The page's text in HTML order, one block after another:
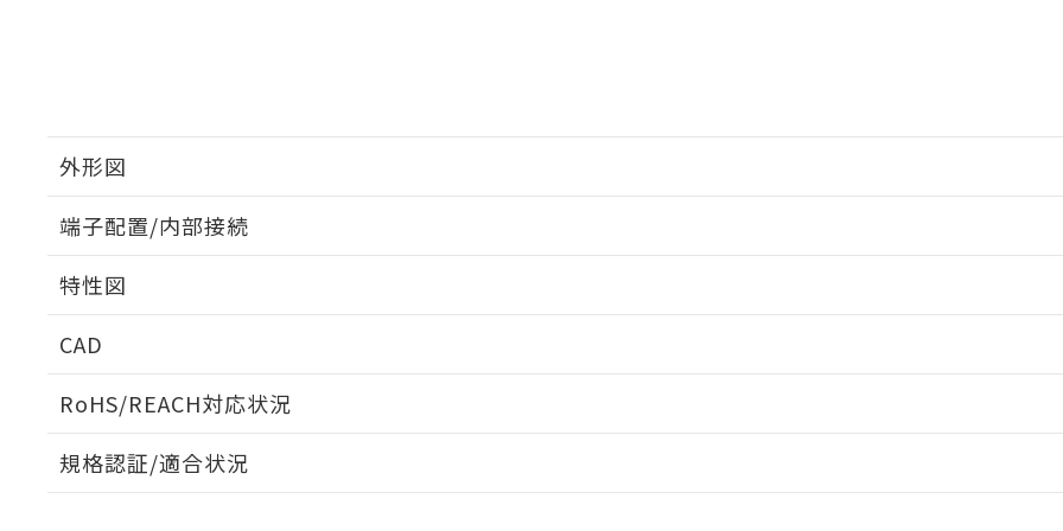
外形図
端子配置/内部接続
特性図
CAD
RoHS/REACH対応状況
EU RoHS 注意事項・凡例
規格認証/適合状況